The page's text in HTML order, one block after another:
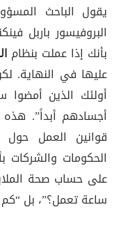
يقول الباحث
البروفيسور باربل
بأنك إذا عملت بنظام
عليها في النهاية.
أولئك الذين أمضوا
أجسادهم أبداً”.
قوانين العمل حول
الحكومات والشركات
على حساب صحة
ساعة تعمل؟”، بل